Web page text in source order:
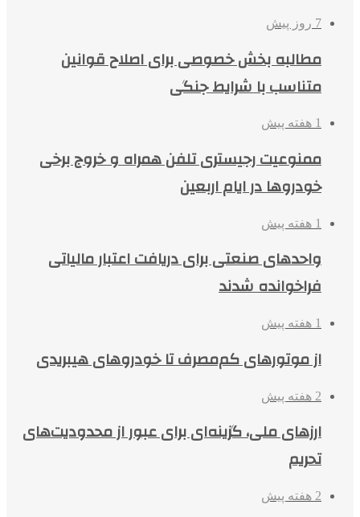
7 روز پیش
مطالبه بخش خصوصی برای اصلاح قوانین
متناسب با شرایط جنگی
1 هفته پیش
ممنوعیت رجیستری تلفن همراه و خروج برخی
خودروها در ایام اربعین
1 هفته پیش
واحدهای صنعتی برای دریافت اعتبار مالیاتی
فراخوانده شدند
1 هفته پیش
از موتورهای کم‌مصرف تا خودروهای هیبریدی
2 هفته پیش
ارزهای ملی، گزینه‌ای برای عبور از محدودیت‌های
تحریم
2 هفته پیش